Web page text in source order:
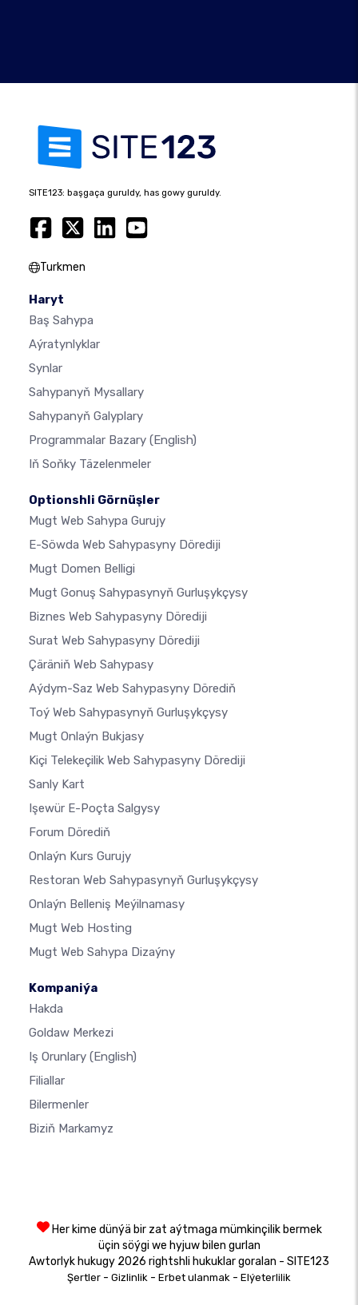
SITE123: başgaça guruldy, has gowy guruldy.
Turkmen
Haryt
Baş Sahypa
Aýratynlyklar
Synlar
Sahypanyň Mysallary
Sahypanyň Galyplary
Programmalar Bazary (English)
Iň Soňky Täzelenmeler
Optionshli Görnüşler
Mugt Web Sahypa Gurujy
E-Söwda Web Sahypasyny Dörediji
Mugt Domen Belligi
Mugt Gonuş Sahypasynyň Gurluşykçysy
Biznes Web Sahypasyny Dörediji
Surat Web Sahypasyny Dörediji
Çäräniň Web Sahypasy
Aýdym-Saz Web Sahypasyny Dörediň
Toý Web Sahypasynyň Gurluşykçysy
Mugt Onlaýn Bukjasy
Kiçi Telekeçilik Web Sahypasyny Dörediji
Sanly Kart
Işewür E-Poçta Salgysy
Forum Dörediň
Onlaýn Kurs Gurujy
Restoran Web Sahypasynyň Gurluşykçysy
Onlaýn Belleniş Meýilnamasy
Mugt Web Hosting
Mugt Web Sahypa Dizaýny
Kompaniýa
Hakda
Goldaw Merkezi
Iş Orunlary (English)
Filiallar
Bilermenler
Biziň Markamyz
Her kime dünýä bir zat aýtmaga mümkinçilik bermek
üçin söýgi we hyjuw bilen gurlan
Awtorlyk hukugy 2026 rightshli hukuklar goralan - SITE123
Şertler - Gizlinlik - Erbet ulanmak - Elýeterlilik